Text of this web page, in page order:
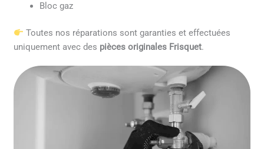
Bloc gaz
Toutes nos réparations sont garanties et effectuées
uniquement avec des pièces originales Frisquet.